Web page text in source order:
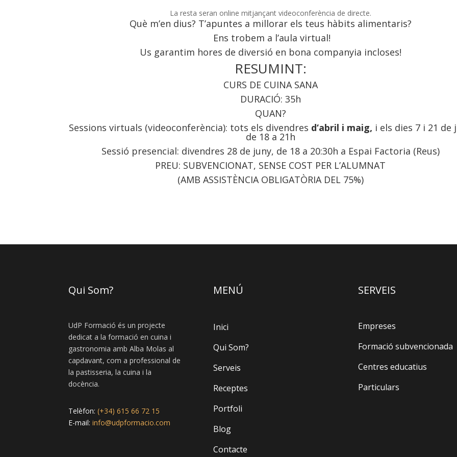
La resta seran online mitjançant videoconferència de directe.
Què m’en dius? T’apuntes a millorar els teus hàbits alimentaris?
Ens trobem a l’aula virtual!
Us garantim hores de diversió en bona companyia incloses!
RESUMINT:
CURS DE CUINA SANA
DURACIÓ: 35h
QUAN?
Sessions virtuals (videoconferència): tots els divendres d‘abril i maig, i els dies 7 i 21 de
de 18 a 21h
Sessió presencial: divendres 28 de juny, de 18 a 20:30h a Espai Factoria (Reus)
PREU: SUBVENCIONAT, SENSE COST PER L’ALUMNAT
(AMB ASSISTÈNCIA OBLIGATÒRIA DEL 75%)
Qui Som?
UdP Formació és un projecte
dedicat a la formació en cuina i
gastronomia amb Alba Molas al
capdavant, com a professional de
la pastisseria, la cuina i la
docència.
Telèfon:(+34) 615 66 72 15
E-mail:info@udpformacio.com
MENÚ
Inici
Qui Som?
Serveis
Receptes
Portfoli
Blog
Contacte
SERVEIS
Empreses
Formació subvencionada
Centres educatius
Particulars